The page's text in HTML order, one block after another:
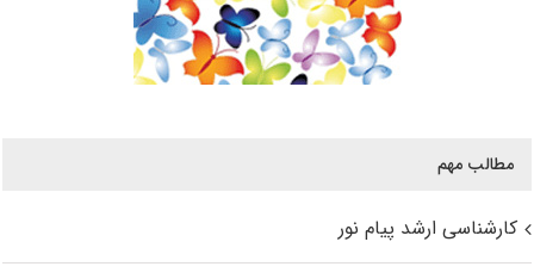
مطالب مهم
کارشناسی ارشد پیام نور